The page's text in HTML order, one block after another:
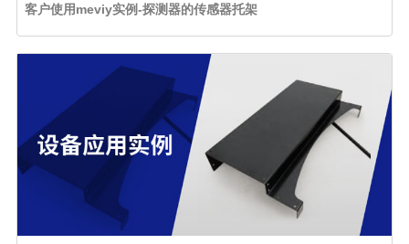
客户使用meviy实例-探测器的传感器托架